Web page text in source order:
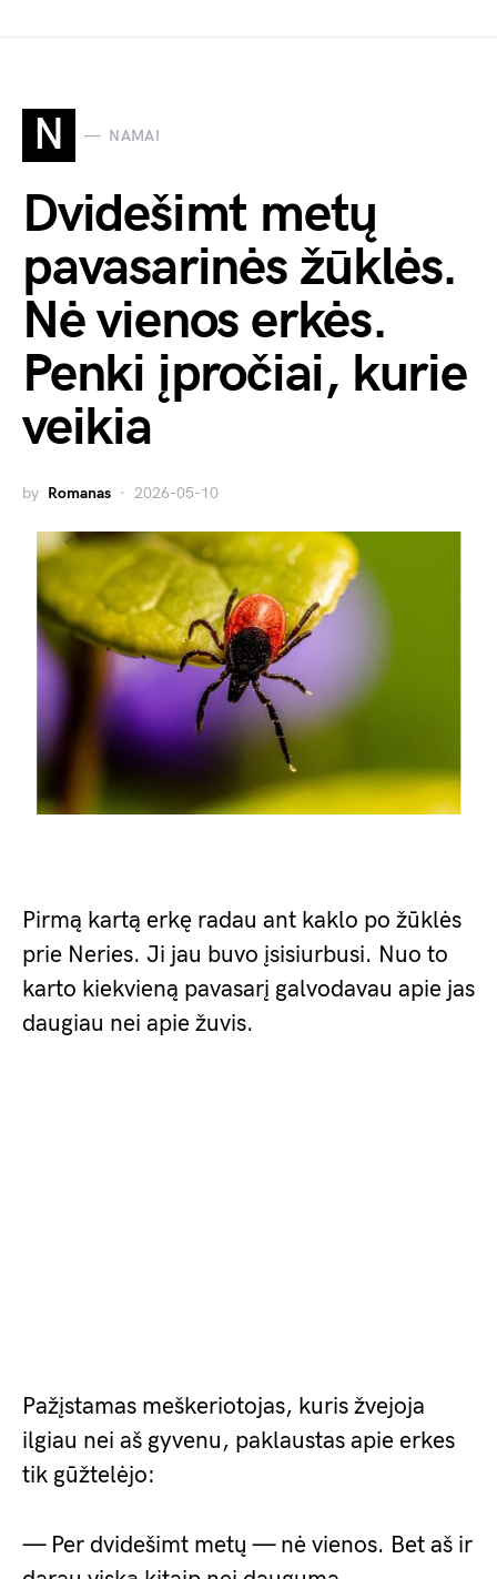
N NAMAI
Dvidešimt metų
pavasarinės žūklės.
Nė vienos erkės.
Penki įpročiai, kurie
veikia
by Romanas 2026-05-10
Pirmą kartą erkę radau ant kaklo po žūklės
prie Neries. Ji jau buvo įsisiurbusi. Nuo to
karto kiekvieną pavasarį galvodavau apie jas
daugiau nei apie žuvis.
Pažįstamas meškeriotojas, kuris žvejoja
ilgiau nei aš gyvenu, paklaustas apie erkes
tik gūžtelėjo:
— Per dvidešimt metų — nė vienos. Bet aš ir